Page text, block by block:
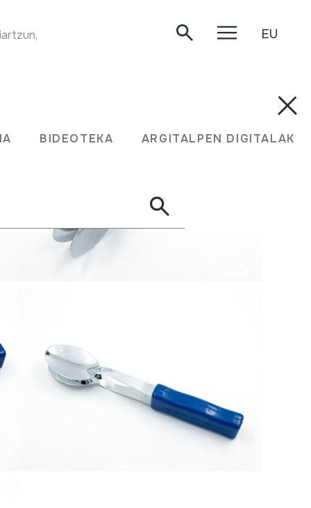
BIDEOTEKA ARGITALPEN DIGITALAK
2020/05/13. EU